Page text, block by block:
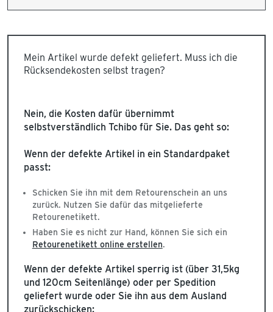
Mein Artikel wurde defekt geliefert. Muss ich die
Rücksendekosten selbst tragen?
Nein, die Kosten dafür übernimmt
selbstverständlich Tchibo für Sie. Das geht so:
Wenn der defekte Artikel in ein Standardpaket
passt:
Schicken Sie ihn mit dem Retourenschein an uns
zurück. Nutzen Sie dafür das mitgelieferte
Retourenetikett.
Haben Sie es nicht zur Hand, können Sie sich ein
Retourenetikett online erstellen.
Wenn der defekte Artikel sperrig ist (über 31,5kg
und 120cm Seitenlänge) oder per Spedition
geliefert wurde oder Sie ihn aus dem Ausland
zurückschicken: